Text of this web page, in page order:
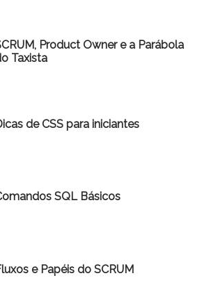
Product Owner e a Parábola
Taxista
de CSS para iniciantes
SQL Básicos
e Papéis do SCRUM